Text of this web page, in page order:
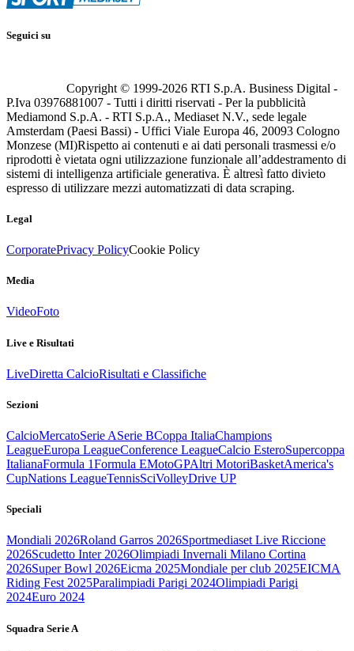
Seguici su
Copyright © 1999-2026 RTI S.p.A. Business Digital -
P.Iva 03976881007 - Tutti i diritti riservati - Per la pubblicità
Mediamond S.p.A. - RTI S.p.A., Mediaset N.V., sede legale
Amsterdam (Paesi Bassi) - Uffici Viale Europa 46, 20093 Cologno
Monzese (MI)Rispetto ai contenuti e ai dati personali trasmessi e/o
riprodotti è vietata ogni utilizzazione funzionale all’addestramento di
sistemi di intelligenza artificiale generativa. È altresì fatto divieto
espresso di utilizzare mezzi automatizzati di data scraping.
Legal
CorporatePrivacy PolicyCookie Policy
Media
VideoFoto
Live e Risultati
LiveDiretta CalcioRisultati e Classifiche
Sezioni
CalcioMercatoSerie ASerie BCoppa ItaliaChampions
LeagueEuropa LeagueConference LeagueCalcio EsteroSupercoppa
ItalianaFormula 1Formula EMotoGPAltri MotoriBasketAmerica's
CupNations LeagueTennisSciVolleyDrive UP
Speciali
Mondiali 2026Roland Garros 2026Sportmediaset Live Riccione
2026Scudetto Inter 2026Olimpiadi Invernali Milano Cortina
2026Super Bowl 2026Eicma 2025Mondiale per club 2025EICMA
Riding Fest 2025Paralimpiadi Parigi 2024Olimpiadi Parigi
2024Euro 2024
Squadra Serie A